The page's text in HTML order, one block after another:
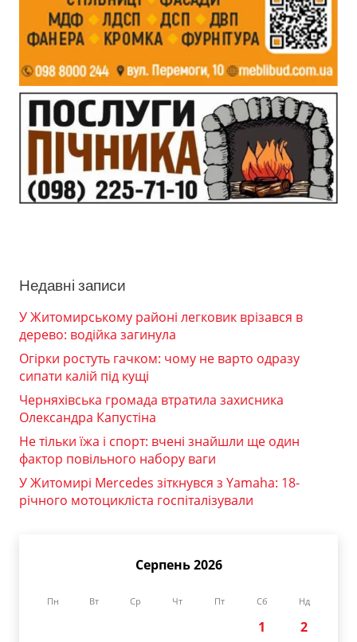
Недавні записи
У Житомирському районі легковик врізався в
дерево: водійка загинула
Огірки ростуть гачком: чому не варто одразу
сипати калій під кущі
Черняхівська громада втратила захисника
Олександра Капустіна
Не тільки їжа і спорт: вчені знайшли ще один
фактор повільного набору ваги
У Житомирі Mercedes зіткнувся з Yamaha: 18-
річного мотоцикліста госпіталізували
Серпень 2026
Пн Вт Ср Чт Пт Сб Нд
1
2